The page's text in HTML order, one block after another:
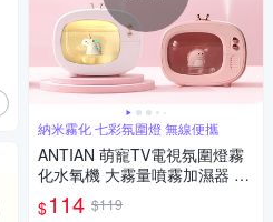
納米霧化 七彩氛圍燈 無線便攜
ANTIAN 萌寵TV電視氛圍燈霧
化水氧機 大霧量噴霧加濕器 補
水儀 空氣清淨機
$114 $119